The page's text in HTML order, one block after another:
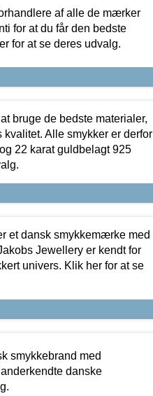
af alle de mærker
for at du får den bedste
for at se deres udvalg.
bruge de bedste materialer,
Alle smykker er derfor
22 karat guldbelagt 925
et dansk smykkemærke med
Jewellery er kendt for
univers. Klik her for at se
smykkebrand med
danske